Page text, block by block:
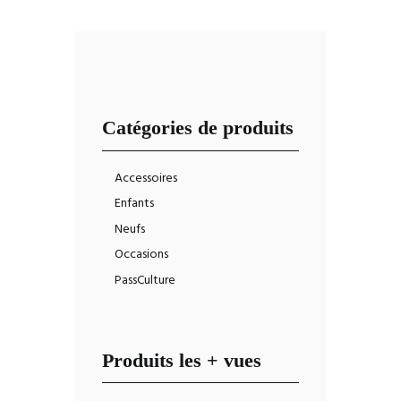
Catégories de produits
Accessoires
Enfants
Neufs
Occasions
PassCulture
Produits les + vues